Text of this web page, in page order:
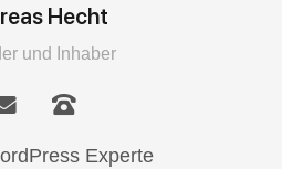
Hecht
und Inhaber
Experte